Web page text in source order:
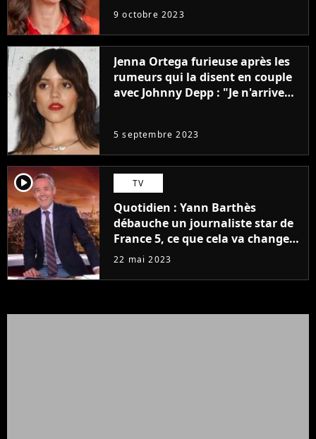
9 octobre 2023
Jenna Ortega furieuse après les
rumeurs qui la disent en couple
avec Johnny Depp : "Je n'arrive
5 septembre 2023
player2 TV
Quotidien : Yann Barthès
débauche un journaliste star de
France 5, ce que cela va changer
à la rentrée
22 mai 2023